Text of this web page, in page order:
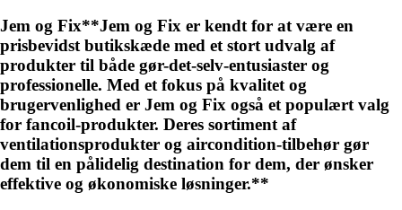
Jem og Fix**Jem og Fix er kendt for at være en
prisbevidst butikskæde med et stort udvalg af
produkter til både gør-det-selv-entusiaster og
professionelle. Med et fokus på kvalitet og
brugervenlighed er Jem og Fix også et populært valg
for fancoil-produkter. Deres sortiment af
ventilationsprodukter og aircondition-tilbehør gør
dem til en pålidelig destination for dem, der ønsker
effektive og økonomiske løsninger.**